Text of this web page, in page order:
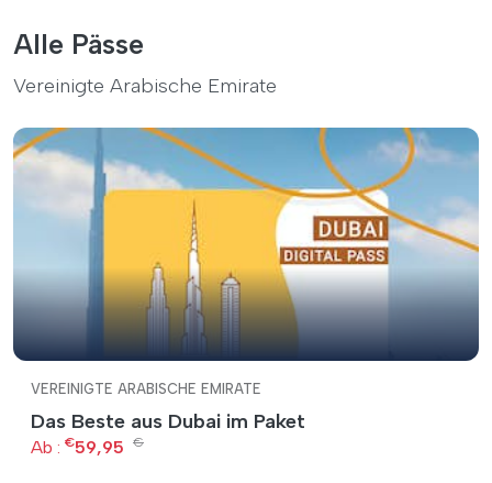
Alle Pässe
Vereinigte Arabische Emirate
VEREINIGTE ARABISCHE EMIRATE
Das Beste aus Dubai im Paket
Ab : €59,95 €